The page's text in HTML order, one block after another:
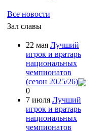
Все новости
Зал славы
22 мая Лучший
игрок и вратарь
национальных
чемпионатов
(сезон 2025/26)
0
7 июля Лучший
игрок и вратарь
национальных
чемпионатов